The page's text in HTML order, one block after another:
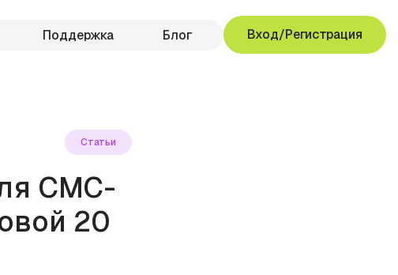
Поддержка Блог Вход/Регистрация
Статьи
СМС-
20